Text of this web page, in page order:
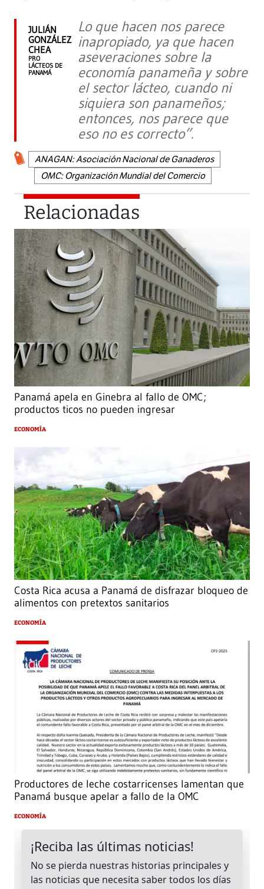
JULIÁN
GONZÁLEZ
CHEA
PRO
LÁCTEOS DE
PANAMÁ
Lo que hacen nos parece
inapropiado, ya que hacen
aseveraciones sobre la
economía panameña y sobre
el sector lácteo, cuando ni
siquiera son panameños;
entonces, nos parece que
eso no es correcto”.
ANAGAN: Asociación Nacional de Ganaderos
OMC: Organización Mundial del Comercio
Relacionadas
Panamá apela en Ginebra al fallo de OMC;
productos ticos no pueden ingresar
ECONOMÍA
Costa Rica acusa a Panamá de disfrazar bloqueo de
alimentos con pretextos sanitarios
ECONOMÍA
Productores de leche costarricenses lamentan que
Panamá busque apelar a fallo de la OMC
ECONOMÍA